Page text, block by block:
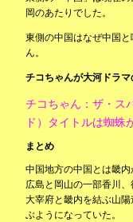
岡のあたりでした。
東側の中国はなぜ中国
ん。
チコちゃんが大河ドラ
チコちゃん：ザ・ス
ド）タイトルは蜘蛛
まとめ
中国地方の中国とは畿内
広島と岡山の一部香川、
大宰府と畿内を結ぶ山
ぶようになっていた。